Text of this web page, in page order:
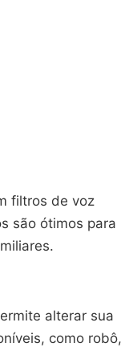
filtros de voz
são ótimos para
alterar sua
como robô,